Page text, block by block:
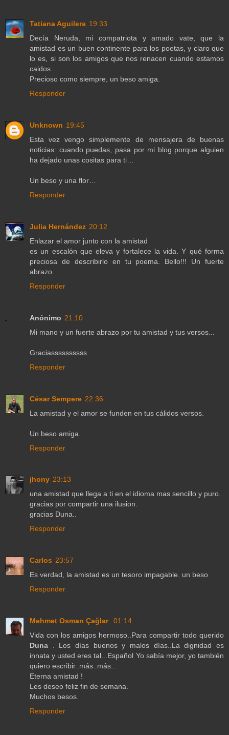
Tatiana Aguilera 19:33
Decía Neruda, mi compatriota y amado vate, que la
amistad es un buen continente para los poetas, y claro que
lo es, si son los amigos que nos renacen cuando estamos
caidos.
Precioso como siempre, un beso amiga.
Responder
Unknown 19:45
Esta vez vengo simplemente de mensajera de buenas
noticias: cuando puedas, pasa por mi blog porque alguien
ha dejado unas cositas para ti…
Un beso y una flor…
Responder
Julia Hernández 20:12
Enlazar el amor junto con la amistad
es un escalón que eleva y fortalece la vida. Y qué forma
preciosa de describirlo en tu poema. Bello!!! Un fuerte
abrazo.
Responder
Anónimo 21:10
Mi mano y un fuerte abrazo por tu amistad y tus versos...
Graciassssssssss
Responder
César Sempere 22:36
La amistad y el amor se funden en tus cálidos versos.
Un beso amiga.
Responder
jhony 23:13
una amistad que llega a ti en el idioma mas sencillo y puro.
gracias por compartir una ilusion.
gracias Duna..
Responder
Carlos 23:57
Es verdad, la amistad es un tesoro impagable. un beso
Responder
Mehmet Osman Çağlar 01:14
Vida con los amigos hermoso..Para compartir todo querido
Duna . Los días buenos y malos días..La dignidad es
innata y usted eres tal...Español Yo sabía mejor, yo también
quiero escribir..más..más..
Eterna amistad !
Les deseo feliz fin de semana.
Muchos besos.
Responder